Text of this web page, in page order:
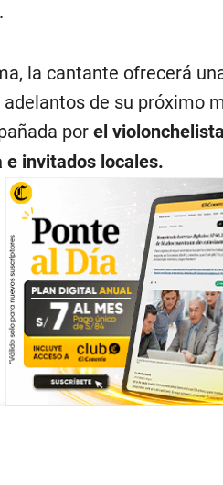
la cantante ofrecerá
de su próximo
por el
e invitados locales.